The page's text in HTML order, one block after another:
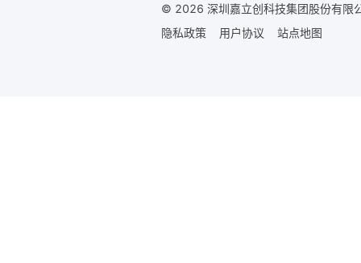
© 2026 深圳嘉立创科技集团股份有限
隐私政策
用户协议 站点地图